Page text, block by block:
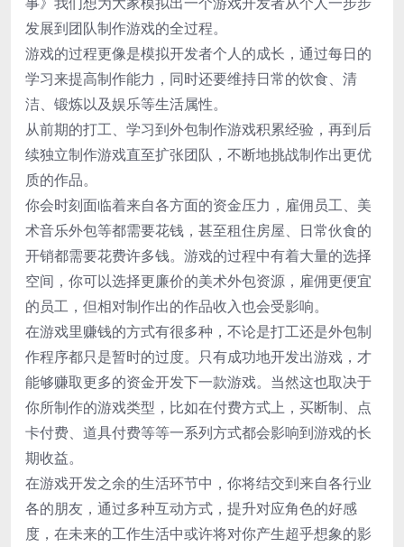
发展到团队制作游戏的全过程。
游戏的过程更像是模拟开发者个人的成长，通过每日的
学习来提高制作能力，同时还要维持日常的饮食、清
洁、锻炼以及娱乐等生活属性。
从前期的打工、学习到外包制作游戏积累经验，再到后
续独立制作游戏直至扩张团队，不断地挑战制作出更优
质的作品。
你会时刻面临着来自各方面的资金压力，雇佣员工、美
术音乐外包等都需要花钱，甚至租住房屋、日常伙食的
开销都需要花费许多钱。游戏的过程中有着大量的选择
空间，你可以选择更廉价的美术外包资源，雇佣更便宜
的员工，但相对制作出的作品收入也会受影响。
在游戏里赚钱的方式有很多种，不论是打工还是外包制
作程序都只是暂时的过度。只有成功地开发出游戏，才
能够赚取更多的资金开发下一款游戏。当然这也取决于
你所制作的游戏类型，比如在付费方式上，买断制、点
卡付费、道具付费等等一系列方式都会影响到游戏的长
期收益。
在游戏开发之余的生活环节中，你将结交到来自各行业
各的朋友，通过多种互动方式，提升对应角色的好感
度，在未来的工作生活中或许将对你产生超乎想象的影